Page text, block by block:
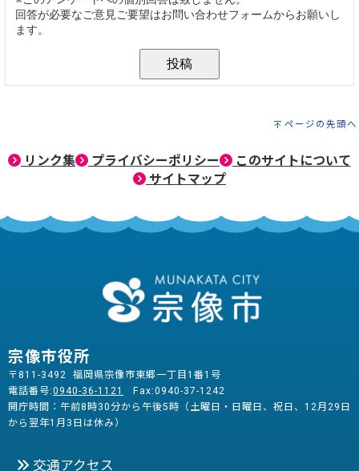
ページの先頭へ
リンク集 プライバシーポリシー
このサイトについて
サイトマップ
宗像市役所
〒811-3492 福岡県宗像市東郷一丁目1番1号
電話番号:0940-36-1121
Fax:0940-37-1242
開庁時間：午前8時30分から午後5時（土曜日・日曜日、祝日、12月29日
から翌年1月3日は休み）
交通アクセス